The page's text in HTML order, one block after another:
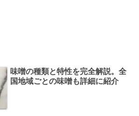
味噌の種類と特性を完全解説。全
国地域ごとの味噌も詳細に紹介